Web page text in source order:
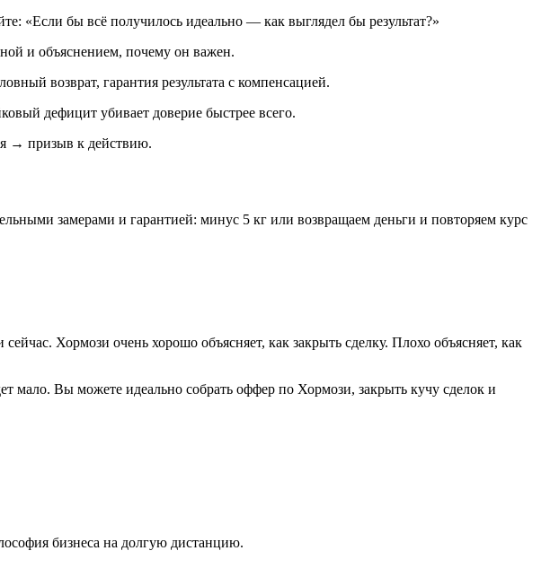
«Если бы всё получилось идеально — как выглядел бы результат?»
и объяснением, почему он важен.
возврат, гарантия результата с компенсацией.
дефицит убивает доверие быстрее всего.
→ призыв к действию.
замерами и гарантией: минус 5 кг или возвращаем деньги и повторяем курс
Хормози очень хорошо объясняет, как закрыть сделку. Плохо объясняет, как
мало. Вы можете идеально собрать оффер по Хормози, закрыть кучу сделок и
бизнеса на долгую дистанцию.